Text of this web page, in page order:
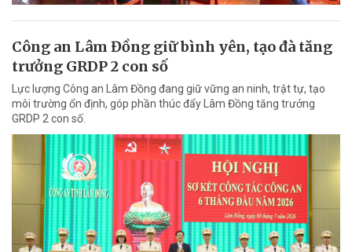
Công an Lâm Đồng giữ bình yên, tạo đà tăng
trưởng GRDP 2 con số
Lực lượng Công an Lâm Đồng đang giữ vững an ninh, trật tự, tạo
môi trường ổn định, góp phần thúc đẩy Lâm Đồng tăng trưởng
GRDP 2 con số.